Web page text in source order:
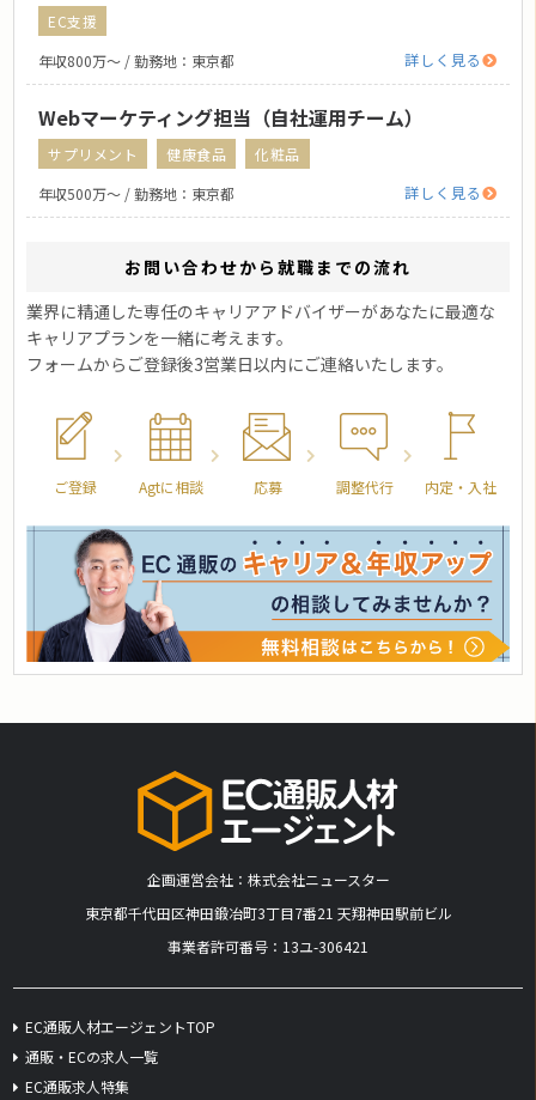
EC支援
年収800万〜 / 勤務地：東京都
詳しく見る
Webマーケティング担当（自社運用チーム）
サプリメント 健康食品
化粧品
年収500万〜 / 勤務地：東京都
詳しく見る
お問い合わせから就職までの流れ
業界に精通した専任のキャリアアドバイザーがあなたに最適な
キャリアプランを一緒に考えます。
フォームからご登録後3営業日以内にご連絡いたします。
ご登録 Agtに相談 応募 調整代行 内定・入社
企画運営会社：株式会社ニュースター
​東京都千代田区神田鍛冶町3丁目7番21 天翔神田駅前ビル
事業者許可番号：13ユ-306421
EC通販人材エージェントTOP
通販・ECの求人一覧
EC通販求人特集